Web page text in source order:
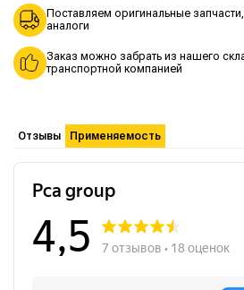
Поставляем оригинальные
аналоги
Заказ можно забрать из нашего
транспортной компанией
Отзывы Применяемость